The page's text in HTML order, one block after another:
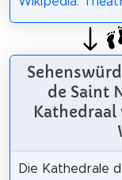
de Saint
Kathedraal
Die Kathedrale